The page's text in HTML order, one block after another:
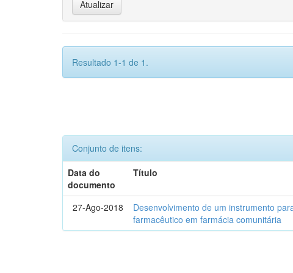
Resultado 1-1 de 1.
Conjunto de itens:
Data do
documento
Título
27-Ago-2018
Desenvolvimento de um instrumento
farmacêutico em farmácia comunitária